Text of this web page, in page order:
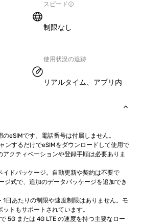
スピード
制限なし
使用状況の追跡
リアルタイム、アプリ内
のeSIMです。電話番号は付属しません。
ンするだけでeSIMをダウンロードして使用で
アクティベーションや登録手順は必要ありま
イドパッケージ。自動更新や契約は不要で
ジ式で、追加のデータパッケージを追加でき
1日あたりの制限や速度制限はありません。モ
トもサポートされています。
5G または 4G LTE の速度を持つ主要なロー